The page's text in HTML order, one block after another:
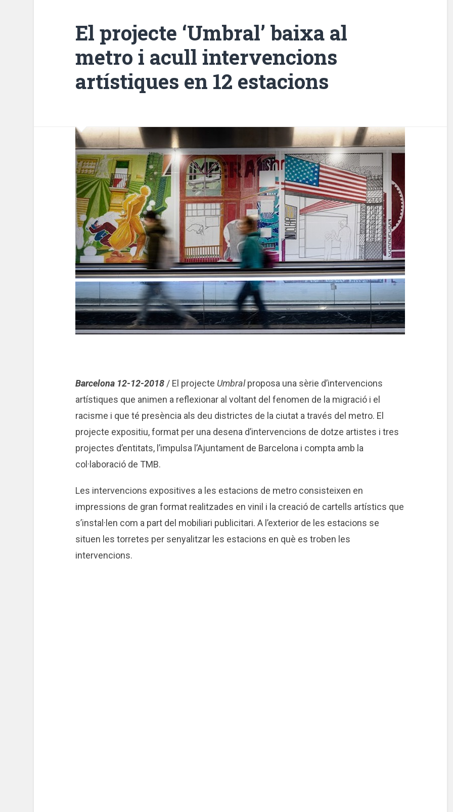
El projecte ‘Umbral’ baixa al
metro i acull intervencions
artístiques en 12 estacions
Barcelona 12-12-2018/ El projecte Umbralproposa una sèrie d’intervencions
artístiques que animen a reflexionar al voltant del fenomen de la migració i el
racisme i que té presència als deu districtes de la ciutat a través del metro. El
projecte expositiu, format per una desena d’intervencions de dotze artistes i tres
projectes d’entitats, l’impulsa l’Ajuntament de Barcelona i compta amb la
col·laboració de TMB.
Les intervencions expositives a les estacions de metro consisteixen en
impressions de gran format realitzades en vinil i la creació de cartells artístics que
s’instal·len com a part del mobiliari publicitari. A l’exterior de les estacions se
situen les torretes per senyalitzar les estacions en què es troben les
intervencions.